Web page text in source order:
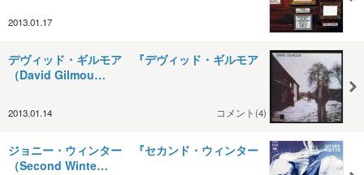
2013.01.17
デヴィッド・ギルモア 『デヴィッド・ギルモア
（David Gilmou…
2013.01.14 コメント(4)
ジョニー・ウィンター 『セカンド・ウィンター
（Second Winte…